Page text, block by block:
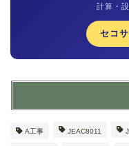
計算・
セコ
A工事 JEAC8011